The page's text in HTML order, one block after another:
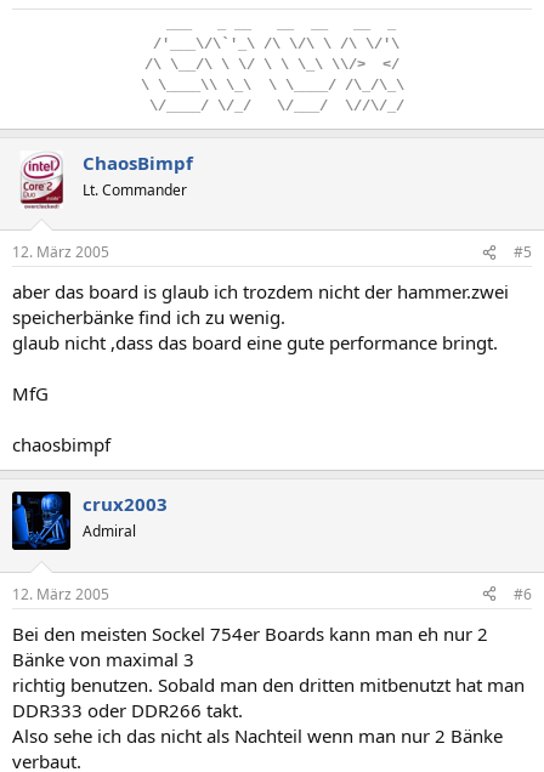
/'___\/\`'_\ /\ \/\ \ /\ \/'\
/\ \__/\ \ \/ \ \ \_\ \\/>
</
\. \____\\. \_\.. \. \____/. /\_/\_\
\/____/. \/_/... \/___/.. \//\/_/
ChaosBimpf
Lt. Commander
12. März 2005 #5
aber das board is glaub ich trozdem nicht der hammer.zwei
speicherbänke find ich zu wenig.
glaub nicht ,dass das board eine gute performance bringt.
MfG
chaosbimpf
crux2003
Admiral
12. März 2005 #6
Bei den meisten Sockel 754er Boards kann man eh nur 2
Bänke von maximal 3
richtig benutzen. Sobald man den dritten mitbenutzt hat man
DDR333 oder DDR266 takt.
Also sehe ich das nicht als Nachteil wenn man nur 2 Bänke
verbaut.